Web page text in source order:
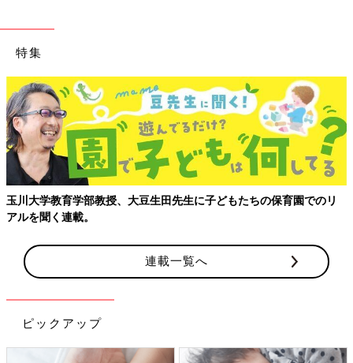
特集
玉川大学教育学部教授、大豆生田先生に子どもたちの保育園でのリ
アルを聞く連載。
連載一覧へ
ピックアップ